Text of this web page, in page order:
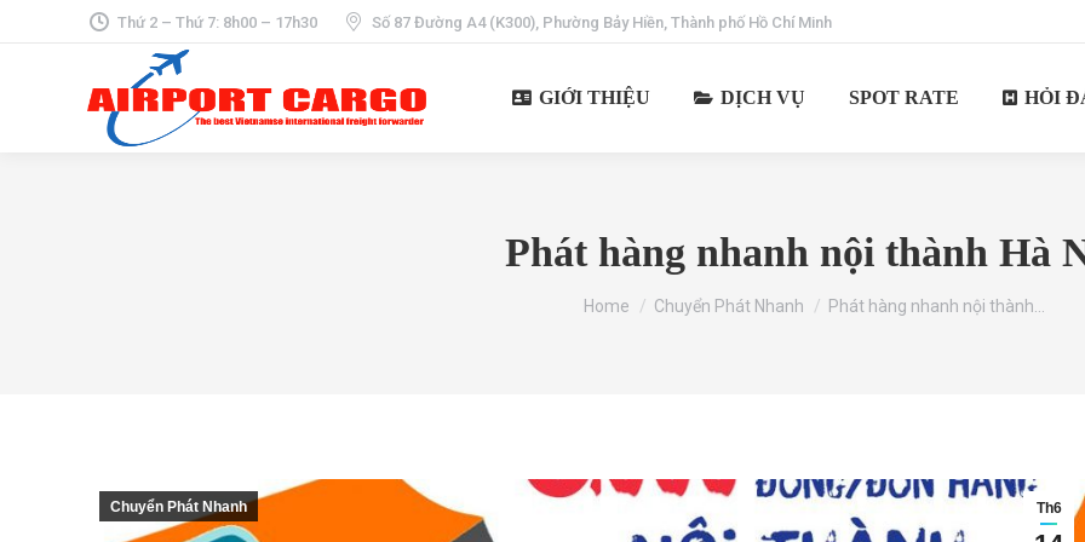
Thứ 2 – Thứ 7: 8h00 – 17h30 Số 87 Đường A4 (K300), Phường Bảy Hiền, Thành phố Hồ Chí Minh
GIỚI THIỆU DỊCH VỤ SPOT RATE HỎI
Phát hàng nhanh nội thành Hà
You are here:
Home Chuyển Phát Nhanh Phát hàng nhanh nội thành…
Th6
Chuyển Phát Nhanh